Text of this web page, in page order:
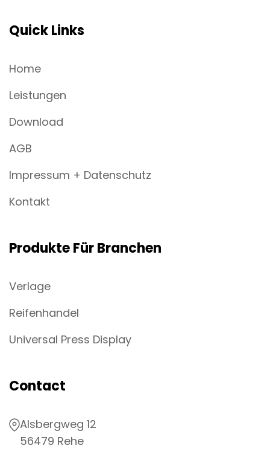
Quick Links
Home
Leistungen
Download
AGB
Impressum + Datenschutz
Kontakt
Produkte Für Branchen
Verlage
Reifenhandel
Universal Press Display
Contact
Alsbergweg 12
56479 Rehe